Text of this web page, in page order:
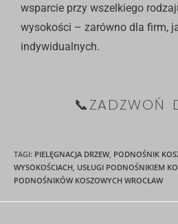
wsparcie przy wszelkiego
wysokości – zarówno dla firm,
indywidualnych.
📞ZADZWOŃ
TAGI: PIELĘGNACJA DRZEW, PODNOŚNIK
WYSOKOŚCIACH USŁUGI PODNOŚNIKIEM
PODNOŚNIKÓW KOSZOWYCH WROCŁAW